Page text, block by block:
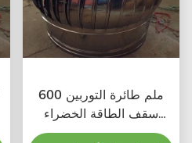
600 ملم طائرة التوربين
سقف الطاقة الخضراء
مروحة الصرف الصحي